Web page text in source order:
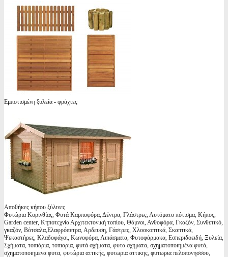
Εμποτισμένη ξυλεία - φράχτες
Αποθήκες κήπου ξύλινες
Φυτώρια Κορινθίας, Φυτά Καρποφόρα, Δέντρα, Γλάστρες, Αυτόματο πότισμα, Κήπος,
Garden center, Κηποτεχνία Αρχιτεκτονική τοπίου, Θάμνοι, Ανθοφόρα, Γκαζόν, Συνθετικό,
γκαζόν, Βότσαλα,Ελαφρόπετρα, Αρδευση, Γάστρες, Χλοοκοπτικά, Σκαπτικά,
Ψεκαστήρες, Κλαδοφάγοι, Κωνοφόρα, Λιπάσματα, Φυτοφάρμακα, Εσπεριδοειδή, Ξυλεία,
Σχήματα, τοπιάρια, τοπιαρια, φυτά σχήματα, φυτα σχηματα, σχηματοποιημένα φυτά,
σχηματοποιημενα φυτα, φυτώρια αττικής, φυτωρια αττικης, φυτωρια πελοπονησσου,